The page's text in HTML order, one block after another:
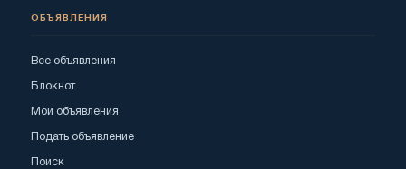
ОБЪЯВЛЕНИЯ
Все объявления
Блокнот
Мои объявления
Подать объявление
Поиск